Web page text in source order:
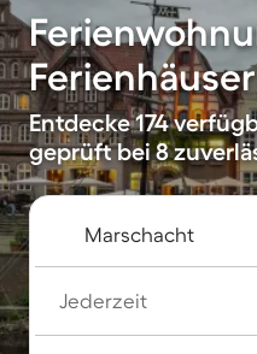
Entdecke 174
geprüft bei 8
Jederzeit